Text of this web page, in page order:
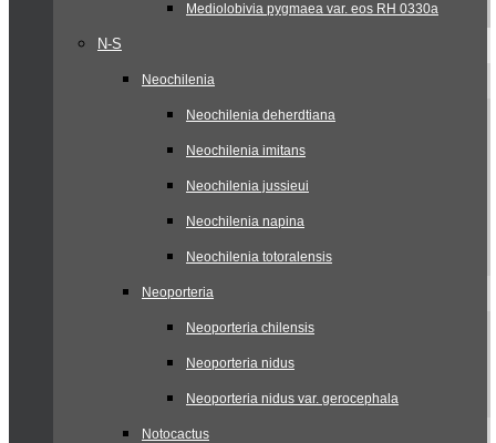
Mediolobivia pygmaea var. eos RH 0330a
N-S
Neochilenia
Neochilenia deherdtiana
Neochilenia imitans
Neochilenia jussieui
Neochilenia napina
Neochilenia totoralensis
Neoporteria
Neoporteria chilensis
Neoporteria nidus
Neoporteria nidus var. gerocephala
Notocactus